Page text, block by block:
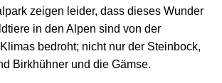
zeigen leider, dass dieses Wunder
in den Alpen sind von der
bedroht; nicht nur der Steinbock,
Birkhühner und die Gämse.